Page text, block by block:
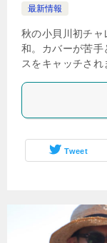
最新情報
秋の小貝川初チャ
和。カバーが苦
スをキャッチされ
Tweet